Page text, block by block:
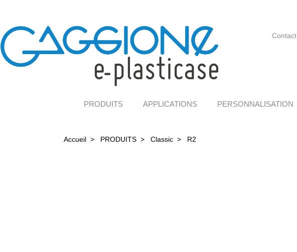
Contact
PRODUITS APPLICATIONS PERSONNALISATION
Accueil > PRODUITS > Classic > R2